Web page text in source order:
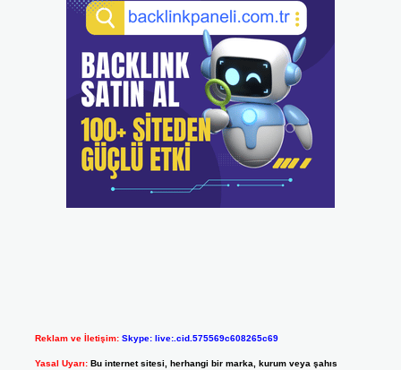
Reklam ve İletişim: Skype: live:.cid.575569c608265c69
Yasal Uyarı: Bu internet sitesi, herhangi bir marka, kurum veya şahıs